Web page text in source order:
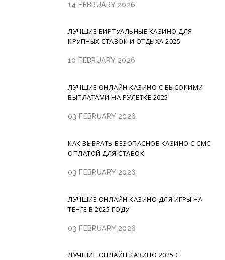
14 FEBRUARY 2026
ЛУЧШИЕ ВИРТУАЛЬНЫЕ КАЗИНО ДЛЯ
КРУПНЫХ СТАВОК И ОТДЫХА 2025
10 FEBRUARY 2026
ЛУЧШИЕ ОНЛАЙН КАЗИНО С ВЫСОКИМИ
ВЫПЛАТАМИ НА РУЛЕТКЕ 2025
03 FEBRUARY 2026
КАК ВЫБРАТЬ БЕЗОПАСНОЕ КАЗИНО С СМС
ОПЛАТОЙ ДЛЯ СТАВОК
03 FEBRUARY 2026
ЛУЧШИЕ ОНЛАЙН КАЗИНО ДЛЯ ИГРЫ НА
ТЕНГЕ В 2025 ГОДУ
03 FEBRUARY 2026
ЛУЧШИЕ ОНЛАЙН КАЗИНО 2025 С